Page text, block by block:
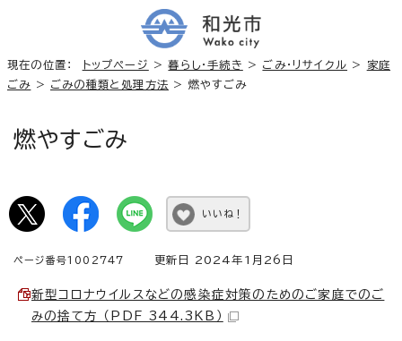
現在の位置： トップページ >暮らし・手続き > ごみ・リサイクル >
家庭
ごみ > ごみの種類と処理方法 > 燃やすごみ
燃やすごみ
いいね！
ページ番号1002747 更新日 2024年1月26日
新型コロナウイルスなどの感染症対策のためのご家庭でのご
みの捨て方 （PDF 344.3KB）